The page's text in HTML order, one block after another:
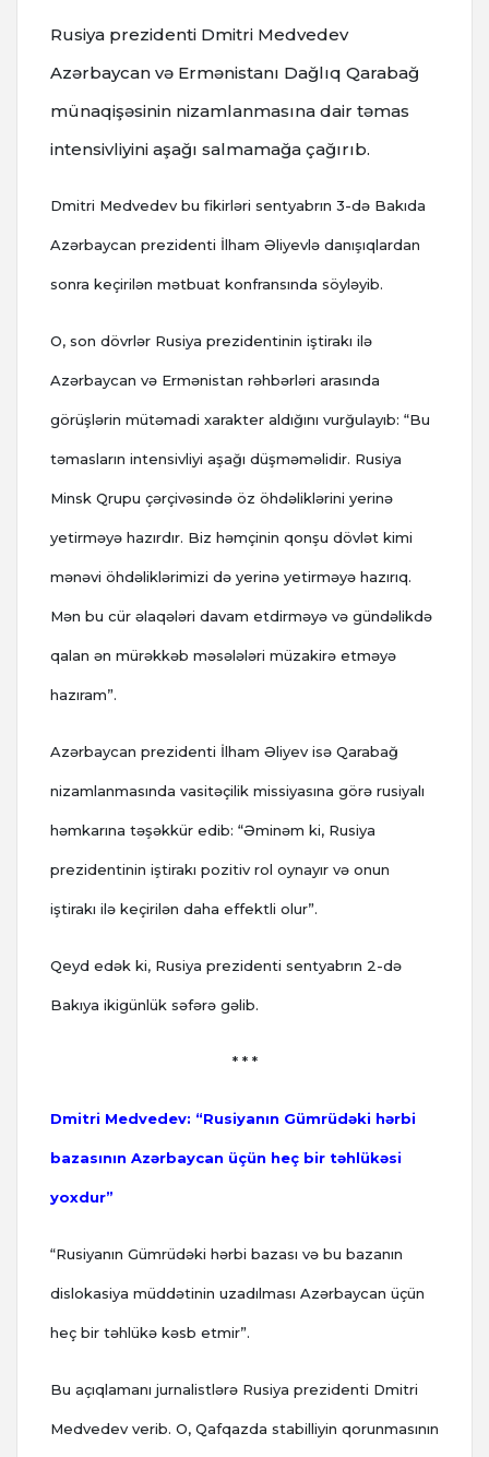
Rusiya prezidenti Dmitri Medvedev
Azərbaycan və Ermənistanı Dağlıq Qarabağ
münaqişəsinin nizamlanmasına dair təmas
intensivliyini aşağı salmamağa çağırıb.
Dmitri Medvedev bu fikirləri sentyabrın 3-də Bakıda
Azərbaycan prezidenti İlham Əliyevlə danışıqlardan
sonra keçirilən mətbuat konfransında söyləyib.
O, son dövrlər Rusiya prezidentinin iştirakı ilə
Azərbaycan və Ermənistan rəhbərləri arasında
görüşlərin mütəmadi xarakter aldığını vurğulayıb: “Bu
təmasların intensivliyi aşağı düşməməlidir. Rusiya
Minsk Qrupu çərçivəsində öz öhdəliklərini yerinə
yetirməyə hazırdır. Biz həmçinin qonşu dövlət kimi
mənəvi öhdəliklərimizi də yerinə yetirməyə hazırıq.
Mən bu cür əlaqələri davam etdirməyə və gündəlikdə
qalan ən mürəkkəb məsələləri müzakirə etməyə
hazıram”.
Azərbaycan prezidenti İlham Əliyev isə Qarabağ
nizamlanmasında vasitəçilik missiyasına görə rusiyalı
həmkarına təşəkkür edib: “Əminəm ki, Rusiya
prezidentinin iştirakı pozitiv rol oynayır və onun
iştirakı ilə keçirilən daha effektli olur”.
Qeyd edək ki, Rusiya prezidenti sentyabrın 2-də
Bakıya ikigünlük səfərə gəlib.
* * *
Dmitri Medvedev: “Rusiyanın Gümrüdəki hərbi
bazasının Azərbaycan üçün heç bir təhlükəsi
yoxdur”
“Rusiyanın Gümrüdəki hərbi bazası və bu bazanın
dislokasiya müddətinin uzadılması Azərbaycan üçün
heç bir təhlükə kəsb etmir”.
Bu açıqlamanı jurnalistlərə Rusiya prezidenti Dmitri
Medvedev verib. O, Qafqazda stabilliyin qorunmasının